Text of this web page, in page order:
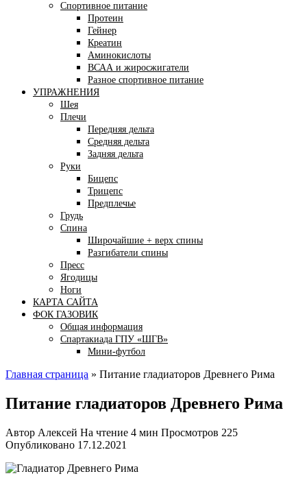
Спортивное питание
Протеин
Гейнер
Креатин
Аминокислоты
ВСАА и жиросжигатели
Разное спортивное питание
УПРАЖНЕНИЯ
Шея
Плечи
Передняя дельта
Средняя дельта
Задняя дельта
Руки
Бицепс
Трицепс
Предплечье
Грудь
Спина
Широчайшие + верх спины
Разгибатели спины
Пресс
Ягодицы
Ноги
КАРТА САЙТА
ФОК ГАЗОВИК
Общая информация
Спартакиада ГПУ «ШГВ»
Мини-футбол
Главная страница » Питание гладиаторов Древнего Рима
Питание гладиаторов Древнего Рима
Автор Алексей На чтение 4 мин Просмотров 225
Опубликовано 17.12.2021